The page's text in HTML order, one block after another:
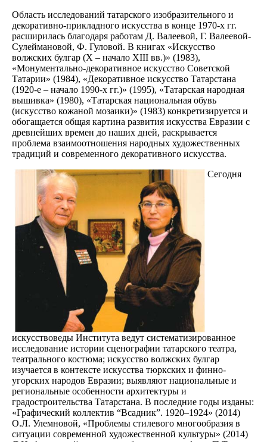
Область исследований татарского изобразительного и
декоративно-прикладного искусства в конце 1970-х гг.
расширилась благодаря работам Д. Валеевой, Г. Валеевой-
Сулеймановой, Ф. Гуловой. В книгах «Искусство
волжских булгар (X – начало XIII вв.)» (1983),
«Монументально-декоративное искусство Советской
Татарии» (1984), «Декоративное искусство Татарстана
(1920-е – начало 1990-х гг.)» (1995), «Татарская народная
вышивка» (1980), «Татарская национальная обувь
(искусство кожаной мозаики)» (1983) конкретизируется и
обогащается общая картина развития искусства Евразии с
древнейших времен до наших дней, раскрывается
проблема взаимоотношения народных художественных
традиций и современного декоративного искусства.
Сегодня
искусствоведы Института ведут систематизированное
исследование истории сценографии татарского театра,
театрального костюма; искусство волжских булгар
изучается в контексте искусства тюркских и финно-
угорских народов Евразии; выявляют национальные и
региональные особенности архитектуры и
градостроительства Татарстана. В последние годы изданы:
«Графический коллектив “Всадник”. 1920–1924» (2014)
О.Л. Улемновой, «Проблемы стилевого многообразия в
ситуации современной художественной культуры» (2014)